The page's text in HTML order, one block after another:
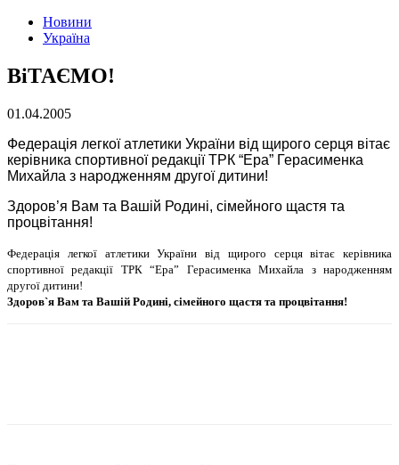
Новини
Україна
ВiТАЄМО!
01.04.2005
Федерацiя легкої атлетики України вiд щирого серця вiтає
керiвника спортивної редакцiї ТРК “Ера” Герасименка
Михайла з народженням другої дитини!
Здоров’я Вам та Вашiй Родинi, сiмейного щастя та
процвiтання!
Федерацiя легкої атлетики України вiд щирого серця вiтає керiвника
спортивної редакцiї ТРК “Ера” Герасименка Михайла з народженням
другої дитини!
Здоров`я Вам та Вашiй Родинi, сiмейного щастя та процвiтання!